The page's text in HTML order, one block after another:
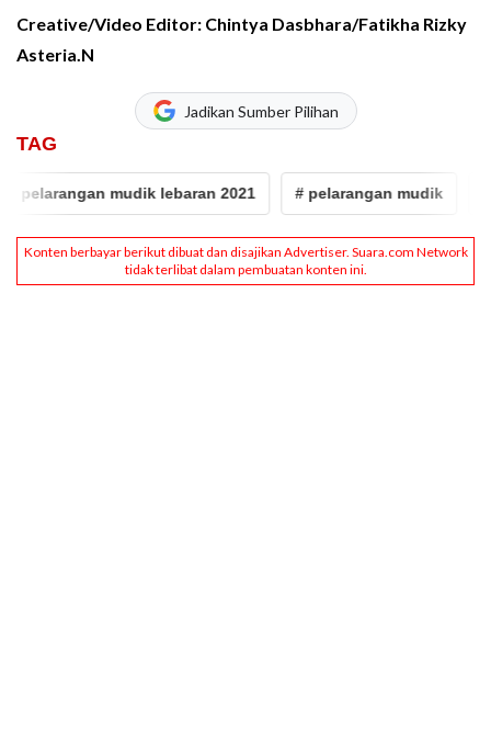
Creative/Video Editor: Chintya Dasbhara/Fatikha Rizky
Asteria.N
Jadikan Sumber Pilihan
TAG
mudik lebaran 2021 # pelarangan mudik